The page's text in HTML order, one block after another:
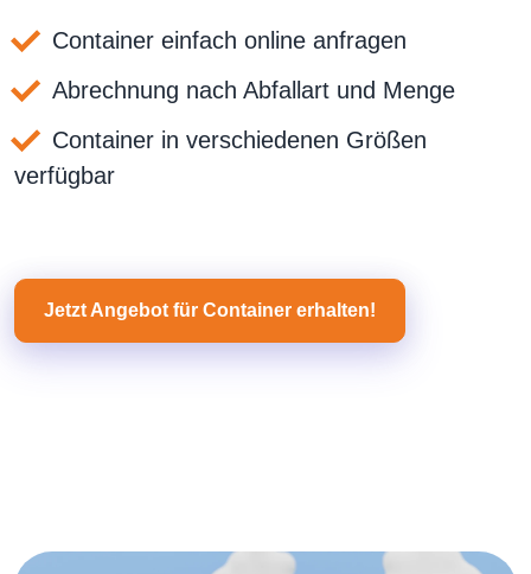
Container einfach online anfragen
Abrechnung nach Abfallart und Menge
Container in verschiedenen Größen
verfügbar
Jetzt Angebot für Container erhalten!